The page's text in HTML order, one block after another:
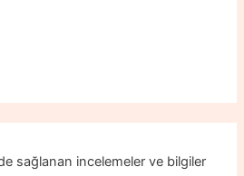
sağlanan incelemeler ve bilgiler